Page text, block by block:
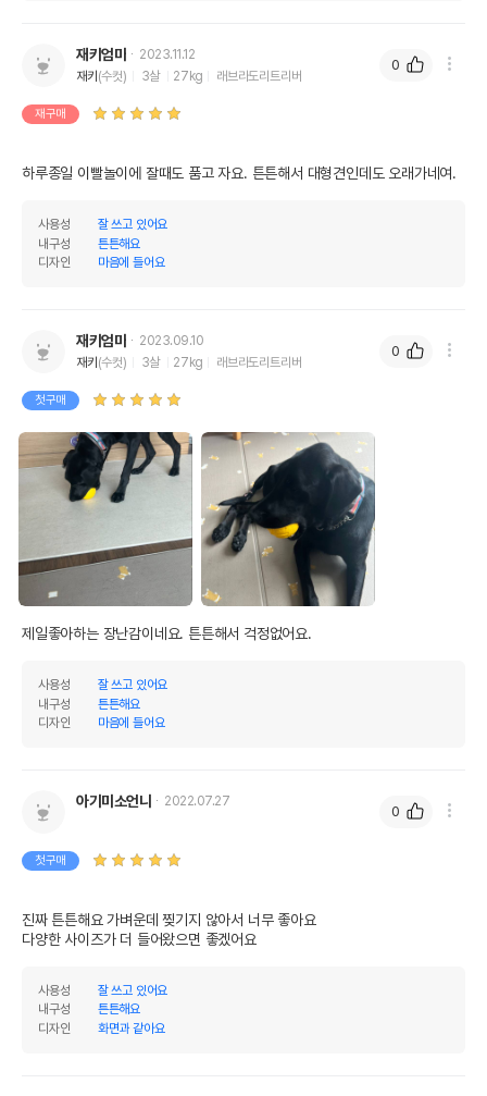
재키엄마
2023.11.12
재키 (수컷) 3살 27kg 래브라도리트리버
재구매
하루종일 이빨놀이에 잘때도 품고 자요. 튼튼해서 대형견인데도 오래가네여.
사용성
잘 쓰고 있어요
내구성
튼튼해요
디자인
마음에 들어요
0
재키엄마
2023.09.10
재키(수컷) 3살 27kg 래브라도리트리버
첫구매
제일좋아하는 장난감이네요. 튼튼해서 걱정없어요.
사용성
잘 쓰고 있어요
내구성
튼튼해요
디자인
마음에 들어요
0
아기미소언니 2022.07.27
첫구매
진짜 튼튼해요 가벼운데 찢기지 않아서 너무 좋아요
다양한 사이즈가 더 들어왔으면 좋겠어요
사용성
잘 쓰고 있어요
내구성
튼튼해요
디자인
화면과 같아요
0